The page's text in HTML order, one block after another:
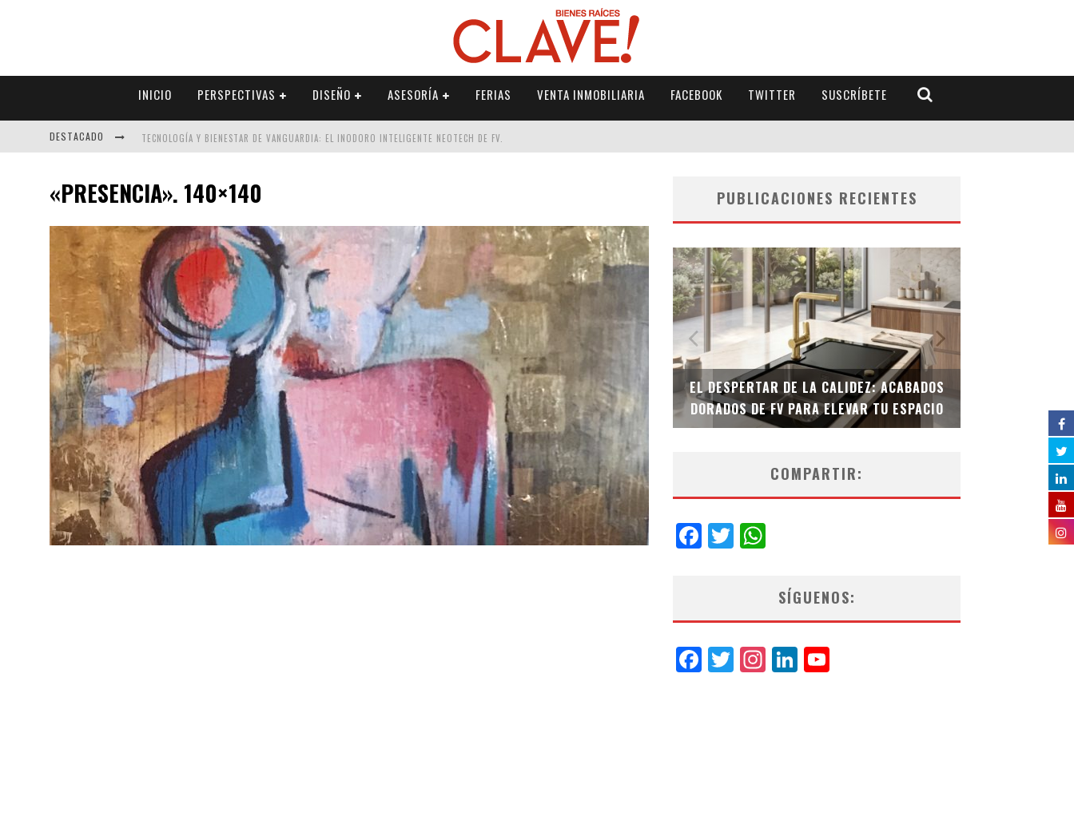
INICIO PERSPECTIVAS DISEÑO ASESORÍA FERIAS VENTA INMOBILIARIA FACEBOOK TWITTER SUSCRÍBETE
DESTACADO TECNOLOGÍA Y BIENESTAR DE VANGUARDIA: EL INODORO INTELIGENTE NEOTECH DE FV.
ALEXANDRA BEDOYA – LA CONSTANCIA DETRÁS DE LA PALETERÍA
EL DESPERTAR DE LA CALIDEZ: ACABADOS DORADOS DE FV PARA ELEVAR TU ESPACIO
«PRESENCIA». 140×140 PUBLICACIONES RECIENTES
SAINT-GOBAIN IMPTEK – XI CONVENCIÓN
INTERNACIONAL
EL DESPERTAR DE LA CALIDEZ: ACABADOS
DORADOS DE FV PARA ELEVAR TU ESPACIO
EL INODORO
COMPARTIR:
Facebook
Twitter
SÍGUENOS:
Facebook
Twitter
Instagram
LinkedIn